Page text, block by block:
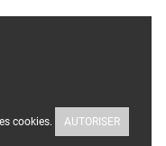
cookies. AUTORISER